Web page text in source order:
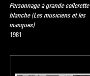
Personnage à grande collerette
blanche (Les musiciens et les
masques)
1981